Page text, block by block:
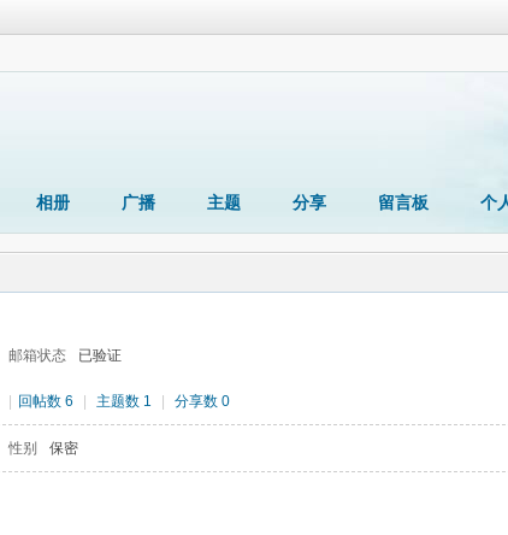
相册 广播 主题 分享 留言板 个
邮箱状态 已验证
回帖数 6 主题数 1 分享数 0
性别 保密